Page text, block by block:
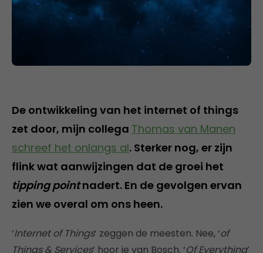
De ontwikkeling van het internet of things
zet door, mijn collega Thomas van Manen
schreef het onlangs al. Sterker nog, er zijn
flink wat aanwijzingen dat de groei het
tipping pointnadert. En de gevolgen ervan
zien we overal om ons heen.
‘Internet of Things’ zeggen de meesten. Nee, ‘of
Things & Services’ hoor je van Bosch. ‘Of Everything’